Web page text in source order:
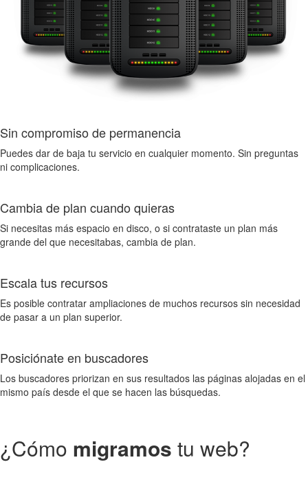
Sin compromiso de permanencia
Puedes dar de baja tu servicio en cualquier momento. Sin preguntas
ni complicaciones.
Cambia de plan cuando quieras
Si necesitas más espacio en disco, o si contrataste un plan más
grande del que necesitabas, cambia de plan.
Escala tus recursos
Es posible contratar ampliaciones de muchos recursos sin necesidad
de pasar a un plan superior.
Posiciónate en buscadores
Los buscadores priorizan en sus resultados las páginas alojadas en el
mismo país desde el que se hacen las búsquedas.
¿Cómo migramos tu web?